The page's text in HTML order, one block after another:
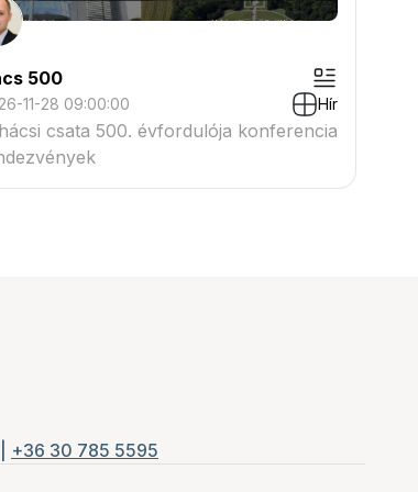
500
11-28 09:00:00 Hír
csata 500. évfordulója konferencia
+36 30 785 5595